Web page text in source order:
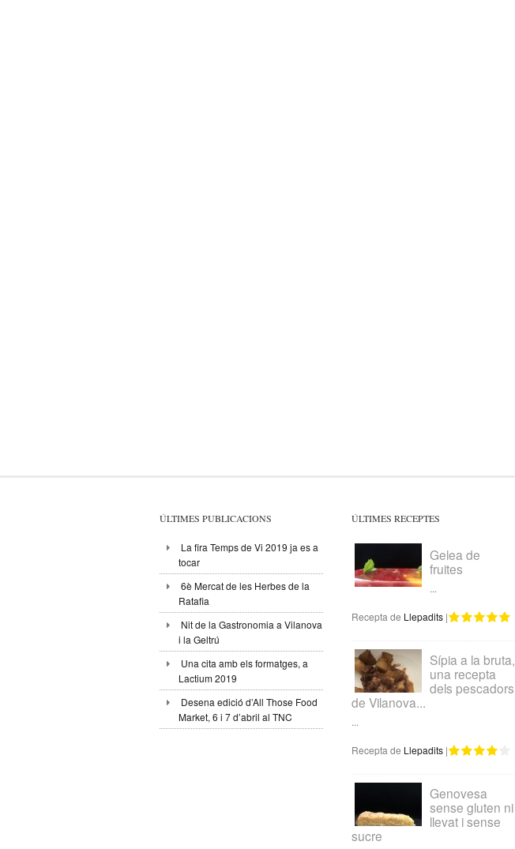
ÚLTIMES PUBLICACIONS
La fira Temps de Vi 2019 ja es a
tocar
6è Mercat de les Herbes de la
Ratafia
Nit de la Gastronomia a Vilanova
i la Geltrú
Una cita amb els formatges, a
Lactium 2019
Desena edició d’All Those Food
Market, 6 i 7 d’abril al TNC
ÚLTIMES RECEPTES
Gelea de
fruites
...
Recepta de Llepadits|
Sípia a la bruta,
una recepta
dels pescadors
de Vilanova...
...
Recepta de Llepadits|
Genovesa
sense gluten ni
llevat i sense
sucre